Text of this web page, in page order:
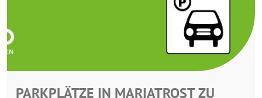
PARKPLÄTZE IN MARIATROST ZU